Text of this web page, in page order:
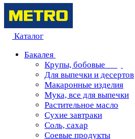
Каталог
Бакалея
Крупы, бобовые
Для выпечки и десертов
Макаронные изделия
Мука, все для выпечки
Растительное масло
Сухие завтраки
Соль, сахар
Соевые продукты